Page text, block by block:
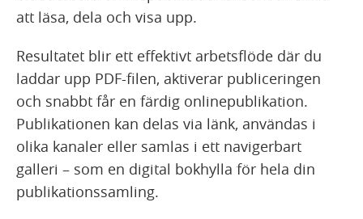
att läsa, dela och visa upp.
Resultatet blir ett effektivt arbetsflöde där du
laddar upp PDF-filen, aktiverar publiceringen
och snabbt får en färdig onlinepublikation.
Publikationen kan delas via länk, användas i
olika kanaler eller samlas i ett navigerbart
galleri – som en digital bokhylla för hela din
publikationssamling.